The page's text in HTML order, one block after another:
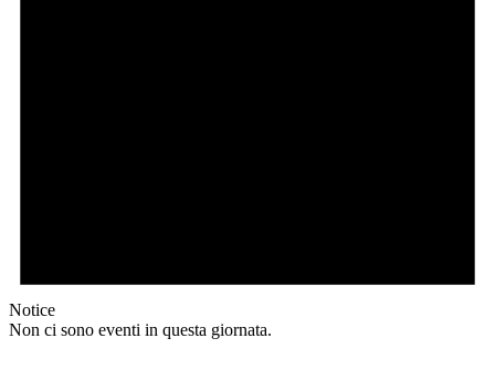
Notice
Non ci sono eventi in questa giornata.